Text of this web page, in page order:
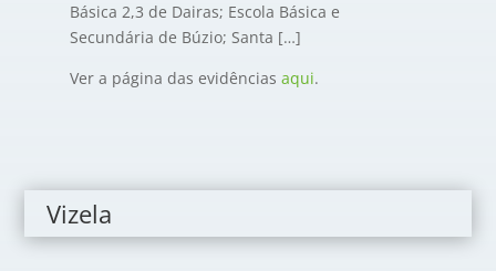
Básica 2,3 de Dairas; Escola Básica e
Secundária de Búzio; Santa […]
Ver a página das evidências aqui.
Vizela